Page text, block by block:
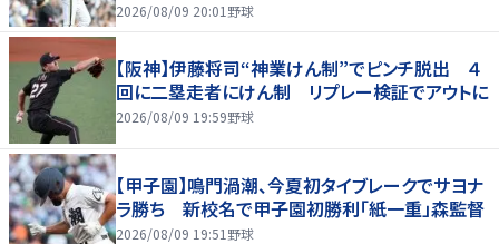
2026/08/09 20:01 野球
【阪神】伊藤将司“神業けん制”でピンチ脱出 ４
回に二塁走者にけん制 リプレー検証でアウトに
2026/08/09 19:59野球
【甲子園】鳴門渦潮、今夏初タイブレークでサヨナ
ラ勝ち 新校名で甲子園初勝利「紙一重」森監督
2026/08/09 19:51 野球